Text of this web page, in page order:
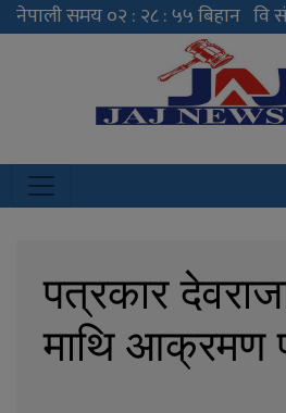
पत्रकार
माथि आक्रमण